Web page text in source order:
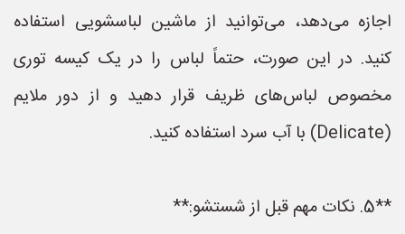
اجازه می‌دهد، می‌توانید از ماشین لباسشویی استفاده
کنید. در این صورت، حتماً لباس را در یک کیسه توری
مخصوص لباس‌های ظریف قرار دهید و از دور ملایم
(Delicate) با آب سرد استفاده کنید.
**5. نکات مهم قبل از شستشو:**